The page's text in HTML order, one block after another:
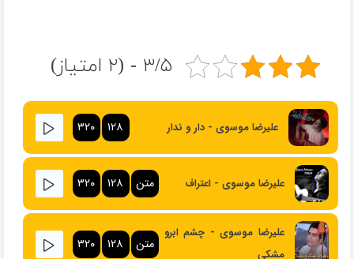
۳/۵ - (۲ امتیاز)
علیرضا موسوی - دار و ندار ۱۲۸ ۳۲۰
علیرضا موسوی - اعتراف متن ۱۲۸ ۳۲۰
علیرضا موسوی - چشم ابرو
مشکی
متن ۱۲۸ ۳۲۰